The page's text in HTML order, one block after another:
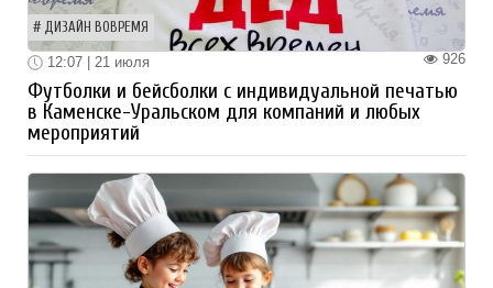
ДИЗАЙН ВОВРЕМЯ
926
12:07 | 21 июля
Футболки и бейсболки с индивидуальной печатью
в Каменске-Уральском для компаний и любых
мероприятий